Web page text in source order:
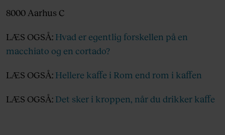
8000 Aarhus C
LÆS OGSÅ: Hvad er egentlig forskellen på en
macchiato og en cortado?
LÆS OGSÅ: Hellere kaffe i Rom end rom i kaffen
LÆS OGSÅ: Det sker i kroppen, når du drikker kaffe